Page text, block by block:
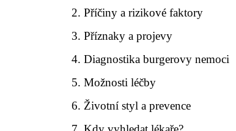
Příčiny a rizikové faktory
Příznaky a projevy
Diagnostika burgerovy nemoci
Možnosti léčby
Životní styl a prevence